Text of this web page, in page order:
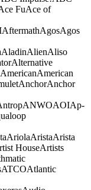
FuAce of
AftermathAgosAgos
AladinAlienAliso
Alternative
AmericanAmerican
AnchorAnchor
ANWOAOIAp-
AriolaAristaArista
HouseArtists
ATCOAtlantic